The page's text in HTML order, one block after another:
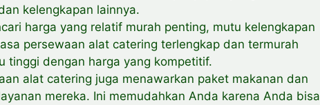
kelengkapan lainnya.
harga yang relatif murah penting, mutu kelengkapan
persewaan alat catering terlengkap dan termurah
tinggi dengan harga yang kompetitif.
alat catering juga menawarkan paket makanan dan
mereka. Ini memudahkan Anda karena Anda bisa